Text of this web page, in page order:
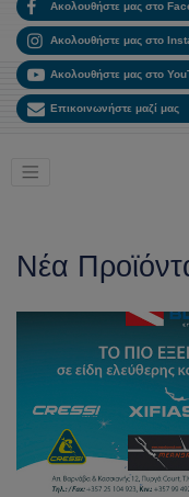
Ακολουθήστε μας στο
Ακολουθήστε μας στο
Ακολουθήστε μας στο
Επικοινωνήστε μαζί μας
Νέα